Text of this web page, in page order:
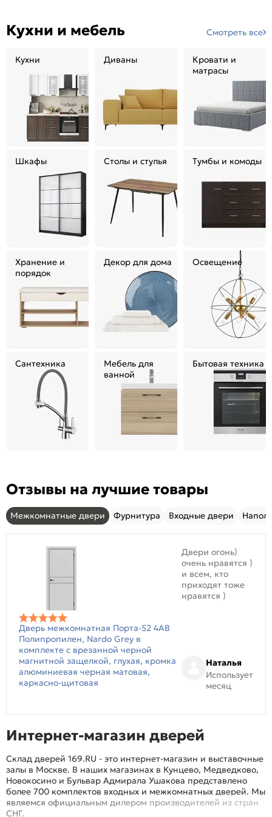
Кухни и мебель Смотреть все
Кухни Диваны
Кровати и
матрасы
Шкафы Столы и стулья Тумбы и комоды
Хранение и
порядок
Декор для дома Освещение
Сантехника
Мебель для
ванной
Бытовая техника
Отзывы на лучшие товары
Межкомнатные двери Фурнитура Входные двери
Дверь межкомнатная Порта-52 4AB
Полипропилен, Nardo Grey в
комплекте с врезанной черной
магнитной защелкой, глухая, кромка
алюминиевая черная матовая,
каркасно-щитовая
Двери огонь)
очень нравятся )
и всем, кто
приходят тоже
нравятся )
Наталья
Использует
месяц
Интернет-магазин дверей
Склад дверей 169.RU - это интернет-магазин и выставочные
залы в Москве. В наших магазинах в Кунцево, Медведково,
Новокосино и Бульвар Адмирала Ушакова представлено
более 700 комплектов входных и межкомнатных дверей. Мы
являемся официальным дилером производителей из стран
СНГ.